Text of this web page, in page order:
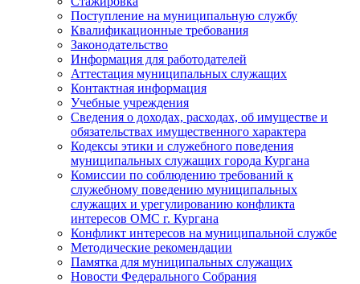
Поступление на муниципальную службу
Квалификационные требования
Законодательство
Информация для работодателей
Аттестация муниципальных служащих
Контактная информация
Учебные учреждения
Сведения о доходах, расходах, об имуществе и
обязательствах имущественного характера
Кодексы этики и служебного поведения
муниципальных служащих города Кургана
Комиссии по соблюдению требований к
служебному поведению муниципальных
служащих и урегулированию конфликта
интересов ОМС г. Кургана
Конфликт интересов на муниципальной службе
Методические рекомендации
Памятка для муниципальных служащих
Новости Федерального Cобрания